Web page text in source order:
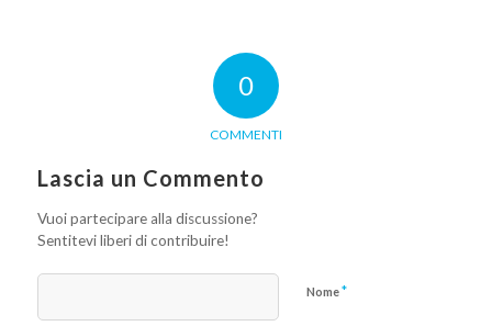
0
COMMENTI
Lascia un Commento
Vuoi partecipare alla discussione?
Sentitevi liberi di contribuire!
Nome*